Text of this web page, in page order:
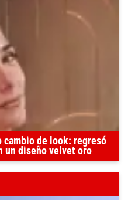
cambio de look: regresó
un diseño velvet oro